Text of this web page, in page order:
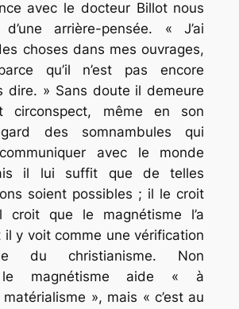
avec le docteur Billot nous
arrière-pensée. « J’ai
choses dans mes ouvrages,
qu’il n’est pas encore
dire. » Sans doute il demeure
circonspect, même en son
des somnambules qui
avec le monde
il lui suffit que de telles
soient possibles ; il le croit
croit que le magnétisme l’a
y voit comme une vérification
du christianisme. Non
le magnétisme aide « à
», mais « c’est au